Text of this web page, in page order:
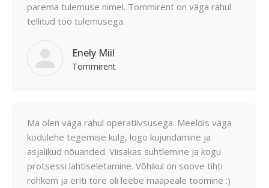
parema tulemuse nimel. Tommirent on väga rahul
tellitud töö tulemusega.
Enely Miil
Tommirent
Ma olen väga rahul operatiivsusega. Meeldis väga
kodulehe tegemise kulg, logo kujundamine ja
asjalikud nõuanded. Viisakas suhtlemine ja kogu
protsessi lahtiseletamine. Võhikul on soove tihti
rohkem ja eriti tore oli leebe maapeale toomine :)